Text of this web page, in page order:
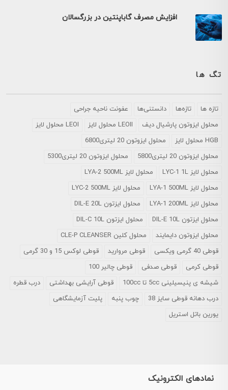
افزایش مصرف گاباپنتین در بزرگسالان
تگ ها
تازه ها تازه‌ها دانستنی‌ها
عفونت ناحیه جراحی
محلول ايزوتون پارشيال ديف
LEOII محلول لایز
LEOI محلول لایز
HGB محلول لایز
محلول ایزوتون 20 لیتری6800
محلول ایزوتون 20 لیتری5800
محلول ایزوتون 20 لیتری5300
محلول لایز LYC-1 1L
محلول لایز LYA-2 500ML
محلول لایز LYA-1 500ML
محلول لایز LYC-2 500ML
محلول لایز LYA-1 200ML
محلول ایزتون DIL-E 20L
محلول ایزتون DIL-E 10L
محلول ایزتون DIL-C 10L
محلول ایزوتون دایمایند
محلول کلین CLE-P CLEANSER
قوطی 40 گرمی ویکسی
قوطی مروارید
قوطی لوکس 15 و 30 گرمی
قوطی کرمی
قوطی صدفی
قوطی چالیر 100
شیشه ی پنیسیلینی 5cc تا 100cc
قوطی آرایشی بهداشتی
درب قطره
درب دهانه قوطی سایز 38
چوب پنبه
پلیت آزمایشگاهی
یورین باتل استریل
نمادهای الکترونیک